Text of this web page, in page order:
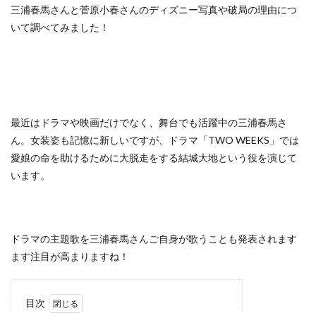
三浦春馬さんと菅原小春さんのディズニー写真や破局の理由につ
いて調べてみました！
最近はドラマや映画だけでなく、舞台でも活躍中の三浦春馬さ
ん。女装姿も記憶に新しいですが、ドラマ「TWO WEEKS」では
愛娘の命を助けるために大脱走をする結城大地という役を演じて
います。
ドラマの主題歌を三浦春馬さんご自身が歌うことも発表されます
ます注目が高まりますね！
目次